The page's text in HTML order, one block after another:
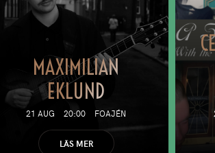
MAXIMILIAN
EKLUND
21 AUG 20:00 FOAJÉN
LÄS MER